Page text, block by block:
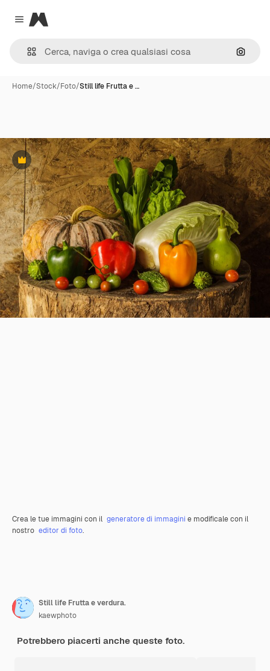
Close menu
Magnific
Cerca
Home/Stock/Foto/Still life Frutta e …
Premium
Crea le tue immagini con il generatore di immagini e modificale con il
nostro editor di foto.
Still life Frutta e verdura.
kaewphoto
Potrebbero piacerti anche queste foto.